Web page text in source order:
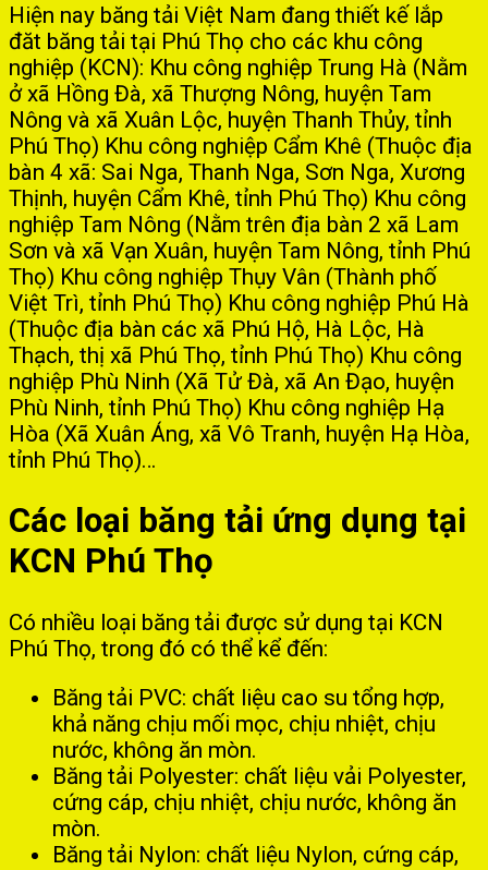
Hiện nay băng tải Việt Nam đang thiết kế lắp
đăt băng tải tại Phú Thọ cho các khu công
nghiệp (KCN): Khu công nghiệp Trung Hà (Nằm
ở xã Hồng Đà, xã Thượng Nông, huyện Tam
Nông và xã Xuân Lộc, huyện Thanh Thủy, tỉnh
Phú Thọ) Khu công nghiệp Cẩm Khê (Thuộc địa
bàn 4 xã: Sai Nga, Thanh Nga, Sơn Nga, Xương
Thịnh, huyện Cẩm Khê, tỉnh Phú Thọ) Khu công
nghiệp Tam Nông (Nằm trên địa bàn 2 xã Lam
Sơn và xã Vạn Xuân, huyện Tam Nông, tỉnh Phú
Thọ) Khu công nghiệp Thụy Vân (Thành phố
Việt Trì, tỉnh Phú Thọ) Khu công nghiệp Phú Hà
(Thuộc địa bàn các xã Phú Hộ, Hà Lộc, Hà
Thạch, thị xã Phú Thọ, tỉnh Phú Thọ) Khu công
nghiệp Phù Ninh (Xã Tử Đà, xã An Đạo, huyện
Phù Ninh, tỉnh Phú Thọ) Khu công nghiệp Hạ
Hòa (Xã Xuân Áng, xã Vô Tranh, huyện Hạ Hòa,
tỉnh Phú Thọ)…
Các loại băng tải ứng dụng tại
KCN Phú Thọ
Có nhiều loại băng tải được sử dụng tại KCN
Phú Thọ, trong đó có thể kể đến:
Băng tải PVC: chất liệu cao su tổng hợp,
khả năng chịu mối mọc, chịu nhiệt, chịu
nước, không ăn mòn.
Băng tải Polyester: chất liệu vải Polyester,
cứng cáp, chịu nhiệt, chịu nước, không ăn
mòn.
Băng tải Nylon: chất liệu Nylon, cứng cáp,